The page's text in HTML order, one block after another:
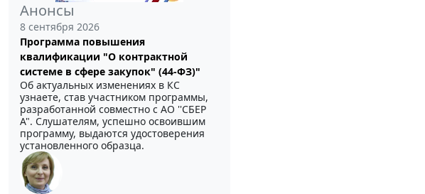
Анонсы
8 сентября 2026
Программа повышения
квалификации "О контрактной
системе в сфере закупок" (44-ФЗ)"
Об актуальных изменениях в КС
узнаете, став участником программы,
разработанной совместно с АО ''СБЕР
А". Слушателям, успешно освоившим
программу, выдаются удостоверения
установленного образца.